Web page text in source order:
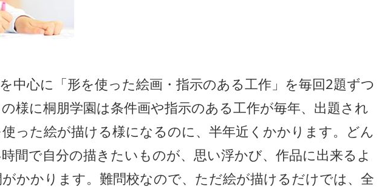
中心に「形を使った絵画・指示のある工作」を毎回2題ずつ
様に桐朋学園は条件画や指示のある工作が毎年、出題され
った絵が描ける様になるのに、半年近くかかります。どん
間で自分の描きたいものが、思い浮かび、作品に出来るよ
かかります。難問校なので、ただ絵が描けるだけでは、全